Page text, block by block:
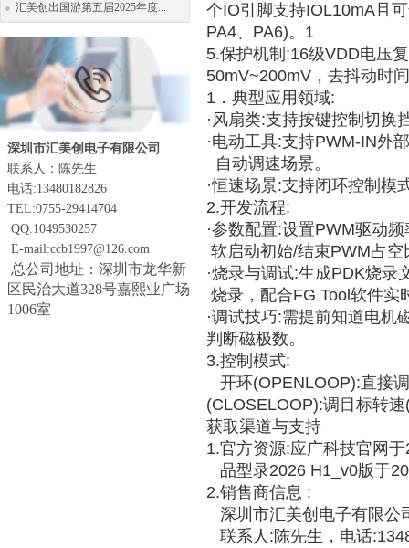
汇美创出国游第五届2025年度...
深圳市汇美创电子有限公司
联系人：陈先生
电话:13480182826
TEL:0755-29414704
QQ:1049530257
E-mail:ccb1997@126.com
总公司地址：深圳市龙华新
区民治大道328号嘉熙业广场
1006室
个IO引脚支持IOL10mA且
PA4、PA6)。1
5.保护机制:16级VDD电压
50mV~200mV，去抖动时
1．典型应用领域:
·风扇类:支持按键控制切
·电动工具:支持PWM-IN外
自动调速场景。
·恒速场景:支持闭环控制模
2.开发流程:
·参数配置:设置PWM驱动
软启动初始/结束PWM占
·烧录与调试:生成PDK烧
烧录，配合FG Tool软件
·调试技巧:需提前知道电机
判断磁极数。
3.控制模式:
开环(OPENLOOP):直接
(CLOSELOOP):调目标转
获取渠道与支持
1.官方资源:应广科技官网
品型录2026 H1_v0版于
2.销售商信息 :
深圳市汇美创电子有限公
联系人:陈先生，电话